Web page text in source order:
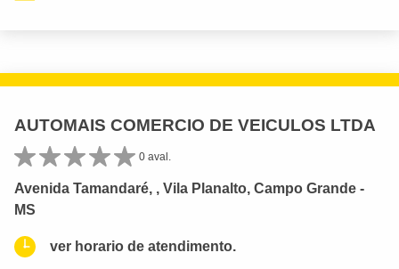
AUTOMAIS COMERCIO DE VEICULOS LTDA
0 aval.
Avenida Tamandaré, , Vila Planalto, Campo Grande -
MS
ver horario de atendimento.